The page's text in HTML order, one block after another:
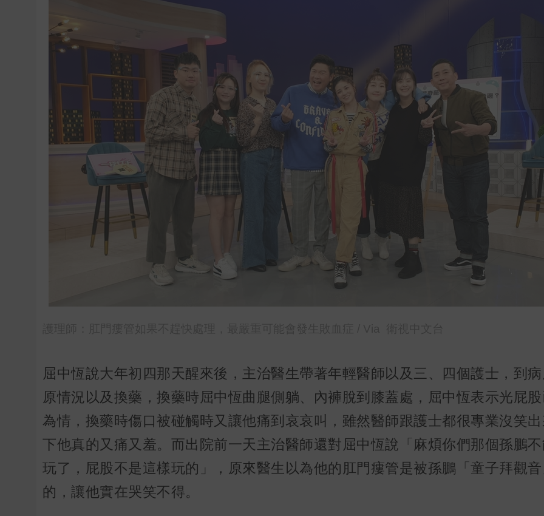
屈中恆說大年初四那天醒來後，主治醫生帶著年輕醫師以及三、四個護士，到
原情況以及換藥，換藥時屈中恆曲腿側躺、內褲脫到膝蓋處，屈中恆表示光屁
為情，換藥時傷口被碰觸時又讓他痛到哀哀叫，雖然醫師跟護士都很專業沒笑
下他真的又痛又羞。而出院前一天主治醫師還對屈中恆說「麻煩你們那個孫鵬
玩了，屁股不是這樣玩的」，原來醫生以為他的肛門瘻管是被孫鵬「童子拜觀
的，讓他實在哭笑不得。